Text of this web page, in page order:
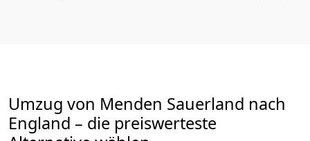
Umzug von Menden Sauerland nach
England – die preiswerteste